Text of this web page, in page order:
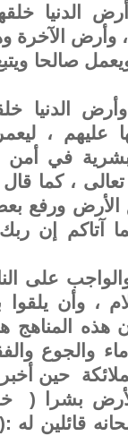
الدنيا
، وأرض الآخرة
صالحا
الدنيا
عليهم ،
في
، كما
الأرض ورفع
آتاكم إن
على
، وأن يلقوا
هذه المناهج
والجوع
حين
بشرا (
قائلين له